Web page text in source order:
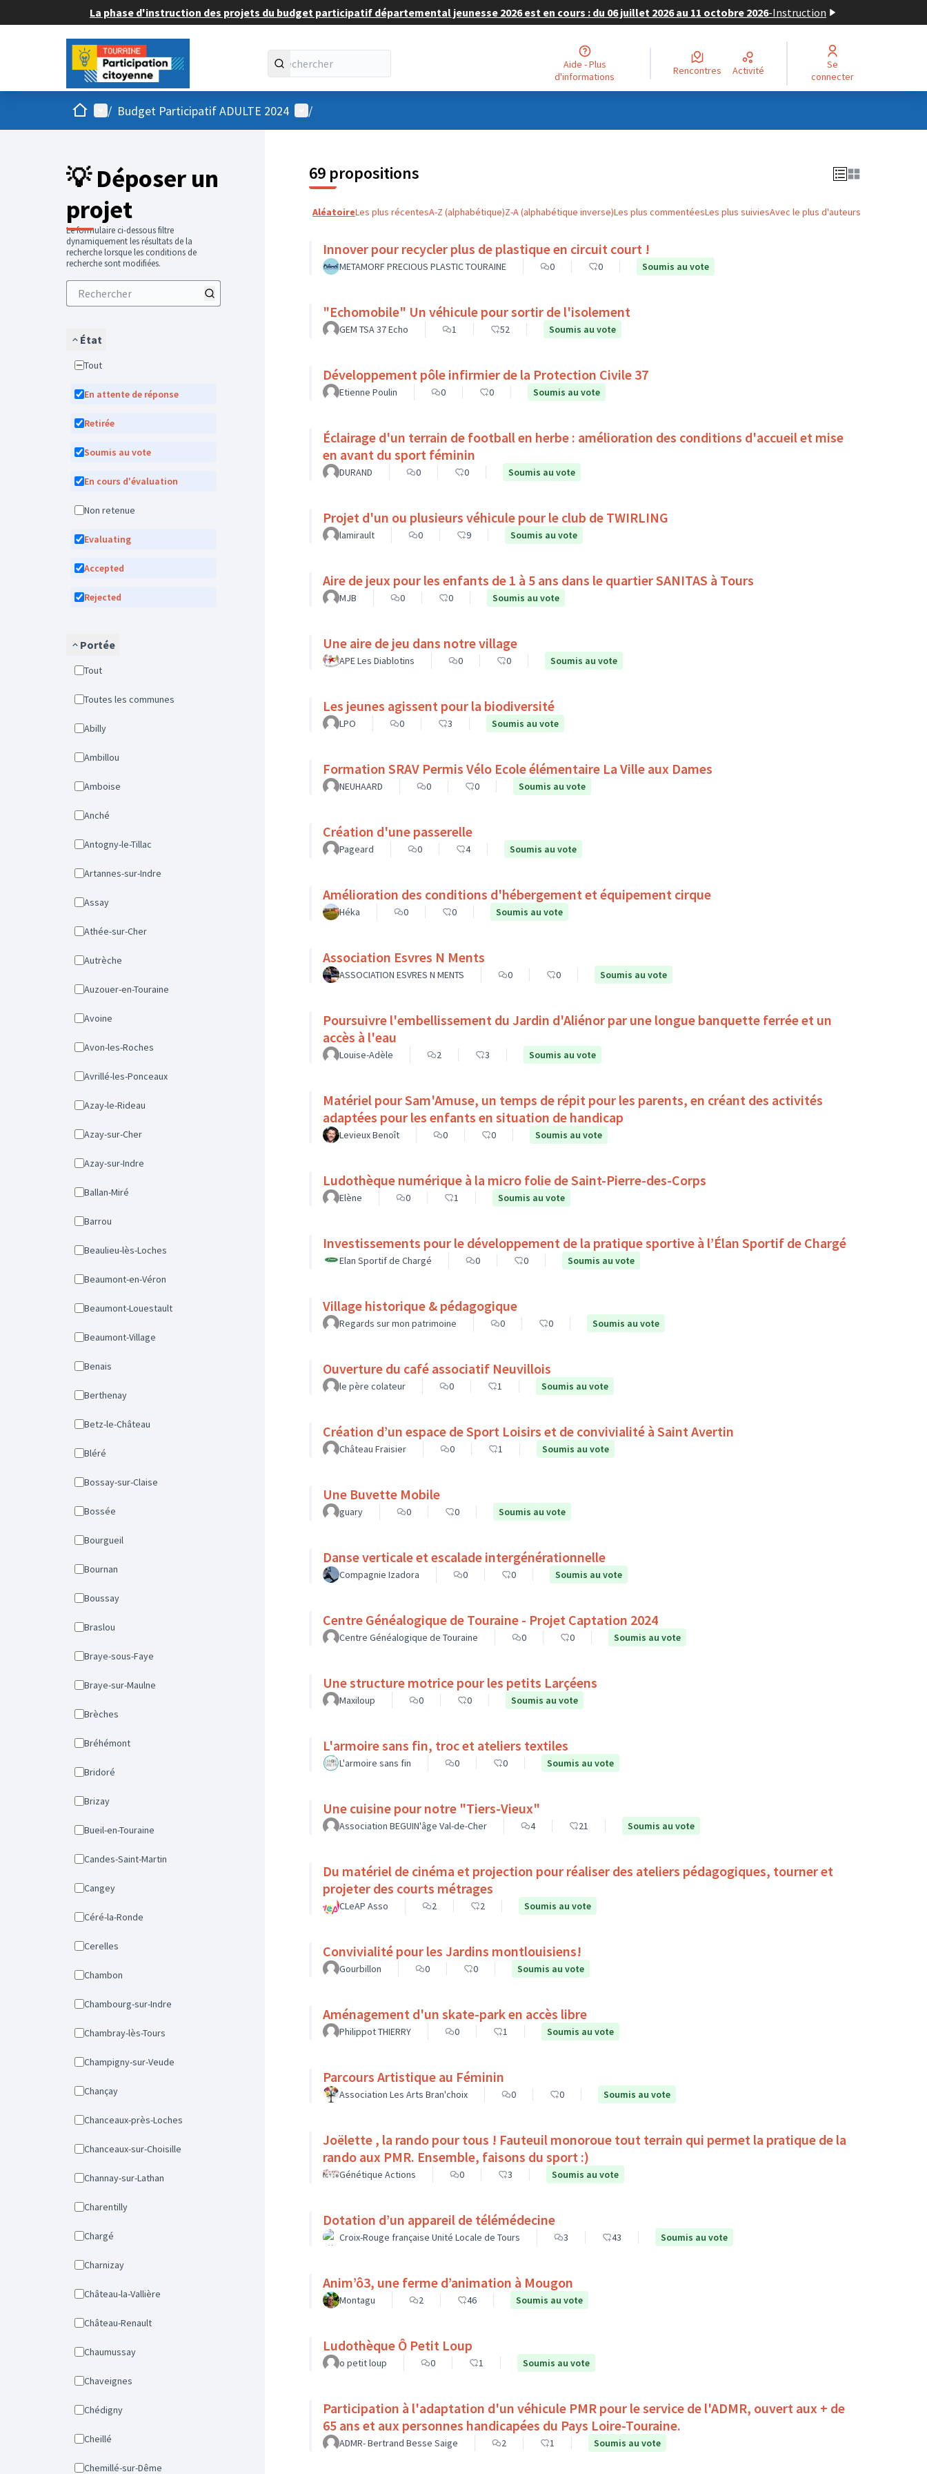
La phase d'instruction des projets du budget participatif départemental jeunesse 2026 est en cours : du 06 juillet 2026 au 11 octobre 2026-Instruction
Aide - Plus
d'informations
Rencontres Activité
Se
connecter
AccueilMenu principal
/ Budget Participatif ADULTE 2024 Menu utilisateur
/
💡 Déposer un
projet
Le formulaire ci-dessous filtre
dynamiquement les résultats de la
recherche lorsque les conditions de
recherche sont modifiées.
État
Tout
En attente de réponse
Retirée
Soumis au vote
En cours d'évaluation
Non retenue
Evaluating
Accepted
Rejected
Portée
Tout
Toutes les communes
Abilly
Ambillou
Amboise
Anché
Antogny-le-Tillac
Artannes-sur-Indre
Assay
Athée-sur-Cher
Autrèche
Auzouer-en-Touraine
Avoine
Avon-les-Roches
Avrillé-les-Ponceaux
Azay-le-Rideau
Azay-sur-Cher
Azay-sur-Indre
Ballan-Miré
Barrou
Beaulieu-lès-Loches
Beaumont-en-Véron
Beaumont-Louestault
Beaumont-Village
Benais
Berthenay
Betz-le-Château
Bléré
Bossay-sur-Claise
Bossée
Bourgueil
Bournan
Boussay
Braslou
Braye-sous-Faye
Braye-sur-Maulne
Brèches
Bréhémont
Bridoré
Brizay
Bueil-en-Touraine
Candes-Saint-Martin
Cangey
Céré-la-Ronde
Cerelles
Chambon
Chambourg-sur-Indre
Chambray-lès-Tours
Champigny-sur-Veude
Chançay
Chanceaux-près-Loches
Chanceaux-sur-Choisille
Channay-sur-Lathan
Charentilly
Chargé
Charnizay
Château-la-Vallière
Château-Renault
Chaumussay
Chaveignes
Chédigny
Cheillé
Chemillé-sur-Dême
69 propositions
AléatoireLes plus récentesA-Z (alphabétique)Z-A (alphabétique inverse)Les plus commentéesLes plus suiviesAvec le plus d'auteurs
Innover pour recycler plus de plastique en circuit court !
METAMORF PRECIOUS PLASTIC TOURAINE 0 0 Soumis au vote
"Echomobile" Un véhicule pour sortir de l'isolement
GEM TSA 37 Echo 1 52 Soumis au vote
Développement pôle infirmier de la Protection Civile 37
Etienne Poulin 0 0 Soumis au vote
Éclairage d'un terrain de football en herbe : amélioration des conditions d'accueil et mise
en avant du sport féminin
DURAND 0 0 Soumis au vote
Projet d'un ou plusieurs véhicule pour le club de TWIRLING
lamirault 0 9 Soumis au vote
Aire de jeux pour les enfants de 1 à 5 ans dans le quartier SANITAS à Tours
MJB 0 0 Soumis au vote
Une aire de jeu dans notre village
APE Les Diablotins 0 0 Soumis au vote
Les jeunes agissent pour la biodiversité
LPO 0 3 Soumis au vote
Formation SRAV Permis Vélo Ecole élémentaire La Ville aux Dames
NEUHAARD 0 0 Soumis au vote
Création d'une passerelle
Pageard 0 4 Soumis au vote
Amélioration des conditions d'hébergement et équipement cirque
Héka 0 0 Soumis au vote
Association Esvres N Ments
ASSOCIATION ESVRES N MENTS 0 0 Soumis au vote
Poursuivre l'embellissement du Jardin d'Aliénor par une longue banquette ferrée et un
accès à l'eau
Louise-Adèle 2 3 Soumis au vote
Matériel pour Sam'Amuse, un temps de répit pour les parents, en créant des activités
adaptées pour les enfants en situation de handicap
Levieux Benoît 0 0 Soumis au vote
Ludothèque numérique à la micro folie de Saint-Pierre-des-Corps
Elène 0 1 Soumis au vote
Investissements pour le développement de la pratique sportive à l’Élan Sportif de Chargé
Elan Sportif de Chargé 0 0 Soumis au vote
Village historique & pédagogique
Regards sur mon patrimoine 0 0 Soumis au vote
Ouverture du café associatif Neuvillois
le père colateur 0 1 Soumis au vote
Création d’un espace de Sport Loisirs et de convivialité à Saint Avertin
Château Fraisier 0 1 Soumis au vote
Une Buvette Mobile
guary 0 0 Soumis au vote
Danse verticale et escalade intergénérationnelle
Compagnie Izadora 0 0 Soumis au vote
Centre Généalogique de Touraine - Projet Captation 2024
Centre Généalogique de Touraine 0 0 Soumis au vote
Une structure motrice pour les petits Larçéens
Maxiloup 0 0 Soumis au vote
L'armoire sans fin, troc et ateliers textiles
L'armoire sans fin 0 0 Soumis au vote
Une cuisine pour notre "Tiers-Vieux"
Association BEGUIN'âge Val-de-Cher 4 21 Soumis au vote
Du matériel de cinéma et projection pour réaliser des ateliers pédagogiques, tourner et
projeter des courts métrages
CLeAP Asso 2 2 Soumis au vote
Convivialité pour les Jardins montlouisiens!
Gourbillon 0 0 Soumis au vote
Aménagement d'un skate-park en accès libre
Philippot THIERRY 0 1 Soumis au vote
Parcours Artistique au Féminin
Association Les Arts Bran'choix 0 0 Soumis au vote
Joëlette , la rando pour tous ! Fauteuil monoroue tout terrain qui permet la pratique de la
rando aux PMR. Ensemble, faisons du sport :)
Génétique Actions 0 3 Soumis au vote
Dotation d’un appareil de télémédecine
Croix-Rouge française Unité Locale de Tours 3 43 Soumis au vote
Anim’ô3, une ferme d’animation à Mougon
Montagu 2 46 Soumis au vote
Ludothèque Ô Petit Loup
o petit loup 0 1 Soumis au vote
Participation à l'adaptation d'un véhicule PMR pour le service de l'ADMR, ouvert aux + de
65 ans et aux personnes handicapées du Pays Loire-Touraine.
ADMR- Bertrand Besse Saige 2 1 Soumis au vote